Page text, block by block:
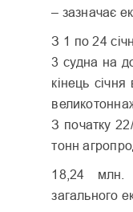
– зазначає
З 1 по 24
3 судна на
кінець
З початку
тонн
18,24 млн.
загального